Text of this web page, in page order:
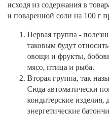
исходя из содержания в
и поваренной соли на 100 г
Первая группа -
таковым будут
овощи и фрукты,
мясо, птица и рыба.
Вторая группа, так
Сюда автоматически
кондитерские изделия,
энергетические